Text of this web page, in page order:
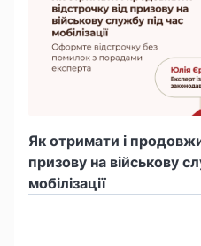
Як отримати і
призову на військову
мобілізації